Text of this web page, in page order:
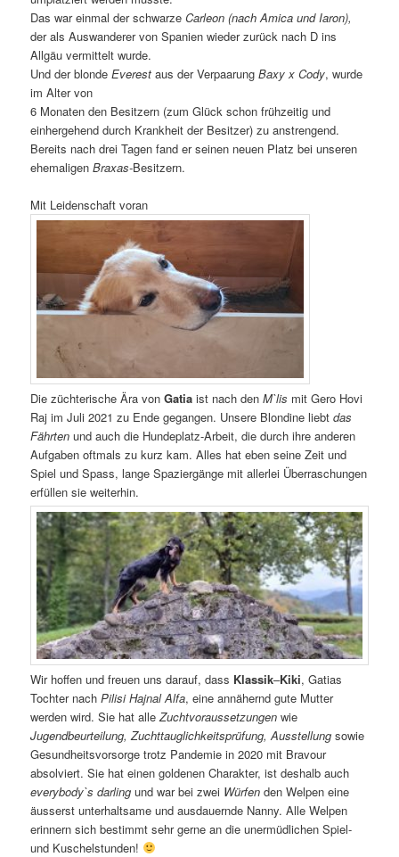
Das war einmal der schwarzeCarleon (nach Amica und Iaron),
der als Auswanderer von Spanien wieder zurück nach D ins
Allgäu vermittelt wurde.
Und der blondeEverest aus der VerpaarungBaxy x Cody, wurde
im Alter von
6 Monaten den Besitzern (zum Glück schon frühzeitig und
einhergehend durch Krankheit der Besitzer) zu anstrengend.
Bereits nach drei Tagen fand er seinen neuen Platz bei unseren
ehemaligenBraxas-Besitzern.
Mit Leidenschaft voran
Die züchterische Ära vonGatia ist nach denM`lis mit Gero Hovi
Raj im Juli 2021 zu Ende gegangen. Unsere Blondine liebtdas
Fährten und auch die Hundeplatz-Arbeit, die durch ihre anderen
Aufgaben oftmals zu kurz kam. Alles hat eben seine Zeit und
Spiel und Spass, lange Spaziergänge mit allerlei Überraschungen
erfüllen sie weiterhin.
Wir hoffen und freuen uns darauf, dass Klassik–Kiki, Gatias
Tochter nachPilisi Hajnal Alfa, eine annähernd gute Mutter
werden wird. Sie hat alleZuchtvoraussetzungen wie
Jugendbeurteilung, Zuchttauglichkeitsprüfung, Ausstellung sowie
Gesundheitsvorsorge trotz Pandemie in 2020 mit Bravour
absolviert. Sie hat einen goldenen Charakter, ist deshalb auch
everybody`s darling und war bei zwei Würfen den Welpen eine
äusserst unterhaltsame und ausdauernde Nanny. Alle Welpen
erinnern sich bestimmt sehr gerne an die unermüdlichen Spiel-
und Kuschelstunden!